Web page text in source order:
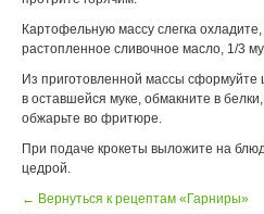
Картофельную массу слегка
растопленное сливочное масло, 1/3
Из приготовленной массы
в оставшейся муке, обмакните в
обжарьте во фритюре.
При подаче крокеты выложите на
цедрой.
← Вернуться к рецептам «Гарниры»